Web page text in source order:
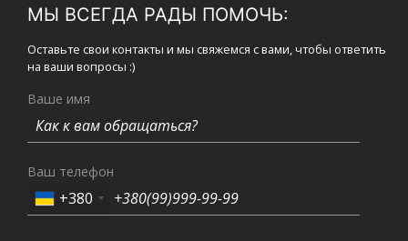
МЫ ВСЕГДА РАДЫ ПОМОЧЬ:
Оставьте свои контакты и мы свяжемся с вами, чтобы ответить
на ваши вопросы :)
Ваше имя
Ваш телефон
+380